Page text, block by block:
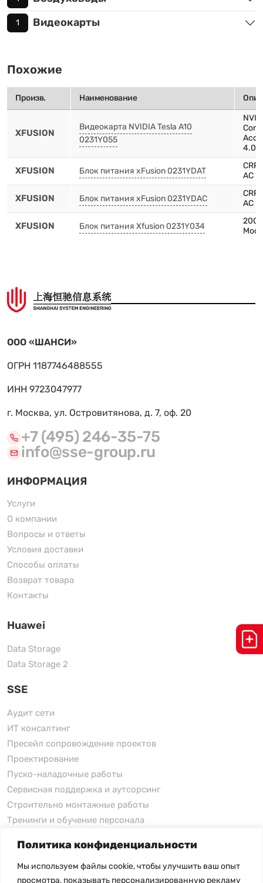
Политика конфиденциальности
Мы используем файлы cookie, чтобы улучшить ваш опыт
просмотра, показывать персонализированную рекламу
1 Видеокарты
Похожие
Произв. Наименование
XFUSION
Видеокарта NVIDIA Tesla A10
0231Y055
4.0
XFUSION Блок питания xFusion 0231YDAT AC
XFUSION Блок питания xFusion 0231YDAC AC
XFUSION Блок питания Xfusion 0231Y034
ООО «ШАНСИ»
ОГРН 1187746488555
ИНН 9723047977
г. Москва, ул. Островитянова, д. 7, оф. 20
+7 (495) 246-35-75
info@sse-group.ru
ИНФОРМАЦИЯ
Услуги
О компании
Вопросы и ответы
Условия доставки
Способы оплаты
Возврат товара
Контакты
Huawei
Data Storage
Data Storage 2
SSE
Аудит сети
ИТ консалтинг
Пресейл сопровождение проектов
Проектирование
Пуско-наладочные работы
Сервисная поддержка и аутсорсинг
Строительно монтажные работы
Тренинги и обучение персонала
xFusion
xFusion